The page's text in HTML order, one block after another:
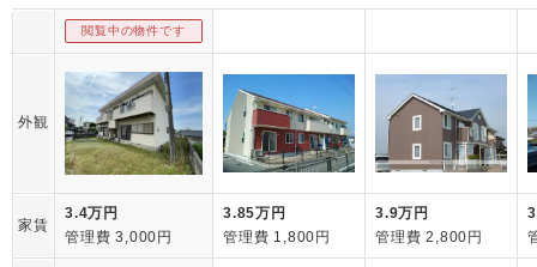
閲覧中の物件です
外観
家賃
3.4万円
管理費 3,000円
3.85万円
管理費 1,800円
3.9万円
管理費 2,800円